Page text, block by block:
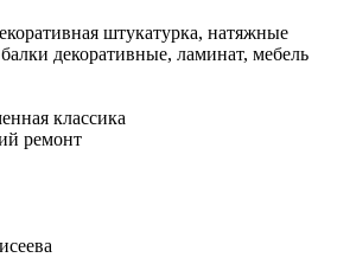
штукатурка, натяжные
декоративные, ламинат, мебель
классика
ремонт